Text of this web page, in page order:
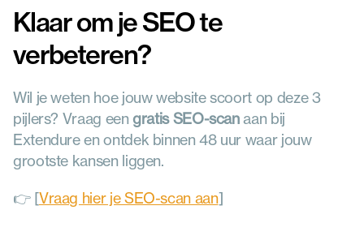
Klaar om je SEO te
verbeteren?
Wil je weten hoe jouw website scoort op deze 3
pijlers? Vraag een gratis SEO-scan aan bij
Extendure en ontdek binnen 48 uur waar jouw
grootste kansen liggen.
👉 [Vraag hier je SEO-scan aan]